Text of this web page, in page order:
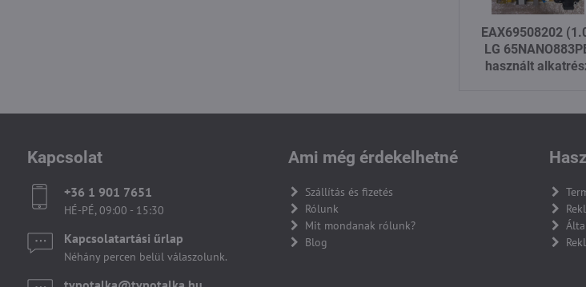
EAX69508202
LG
használt
Kapcsolat
+36 1 901 7651
HÉ-PÉ, 09:00 - 15:30
Kapcsolatartási űrlap
Néhány percen belül válaszolunk.
Ami még érdekelhetné
Szállítás és fizetés
Rólunk
Mit mondanak rólunk?
Blog